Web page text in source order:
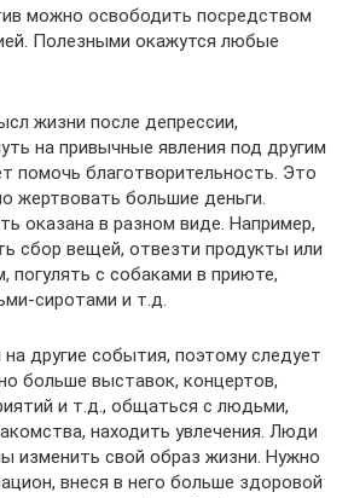
можно освободить посредством
Полезными окажутся любые
жизни после депрессии,
на привычные явления под другим
помочь благотворительность. Это
жертвовать большие деньги.
оказана в разном виде. Например,
сбор вещей, отвезти продукты или
погулять с собаками в приюте,
сиротами и т.д.
другие события, поэтому следует
больше выставок, концертов,
и т.д., общаться с людьми,
находить увлечения. Люди
изменить свой образ жизни. Нужно
внеся в него больше здоровой